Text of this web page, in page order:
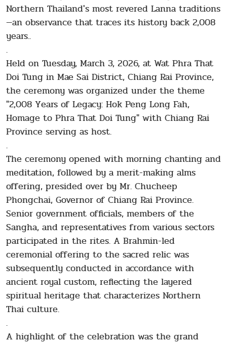
Northern Thailand's most revered Lanna traditions
—an observance that traces its history back 2,008
years..
.
Held on Tuesday, March 3, 2026, at Wat Phra That
Doi Tung in Mae Sai District, Chiang Rai Province,
the ceremony was organized under the theme
"2,008 Years of Legacy: Hok Peng Long Fah,
Homage to Phra That Doi Tung" with Chiang Rai
Province serving as host.
.
The ceremony opened with morning chanting and
meditation, followed by a merit-making alms
offering, presided over by Mr. Chucheep
Phongchai, Governor of Chiang Rai Province.
Senior government officials, members of the
Sangha, and representatives from various sectors
participated in the rites. A Brahmin-led
ceremonial offering to the sacred relic was
subsequently conducted in accordance with
ancient royal custom, reflecting the layered
spiritual heritage that characterizes Northern
Thai culture.
.
A highlight of the celebration was the grand